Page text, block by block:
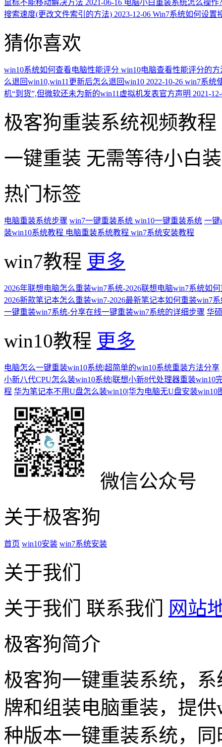
鼠标不能移动解决方法 2021-06-16 电脑小白重装系统怎么操
搜索速度(更改文件索引的方法) 2023-12-06 Win7系统如何设置
猜你喜欢
win10系统如何查看电脑性能评分 win10电脑查看性能评分的方
么退回win10,win11更新后怎么退回win10 2022-10-26 win7系统
机“到货”,但微软还未为新的win11虚拟机发表官方声明 2021-
极客狗重装系统视频教程
一键重装 无需等待小白
热门标签
电脑重装系统步骤 win7一键重装系统 win10一键重装系统 一键
装win10系统教程 电脑重装系统教程 win7系统安装教程
win7教程 更多
2026年联想电脑怎么重装win7系统-2026联想电脑win7系统如
2026新款笔记本怎么重装win7-2026最新笔记本如何重装win7
一键重装win7系统-分享在线一键重装win7系统的详细步骤 华
win10教程 更多
电脑怎么一键重装win10系统|超简单的win10系统重装方法分享
小新八代CPU怎么装win10系统|联想小新8代处理器重装win10
程 华为笔记本不用U盘怎么装win10|华为电脑无U盘安装win10
微信公众号
关于极客狗
首页 win10安装 win7系统安装
关于我们
关于我们
联系我们
网站
极客狗简介
极客狗一键重装系统，
牌和组装电脑重装，提
种版本一键重装系统，